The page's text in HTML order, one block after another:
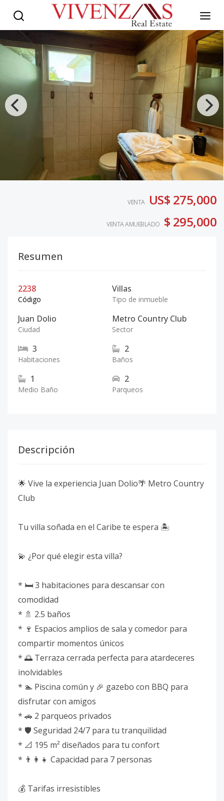
VENTA US$ 275,000
VENTA AMUEBLADO $ 295,000
Resumen
2238
Código
Villas
Tipo de inmueble
Juan Dolio
Ciudad
Metro Country Club
Sector
3
Habitaciones
2
Baños
1
Medio Baño
2
Parqueos
Descripción
🌟 Vive la experiencia Juan Dolio🌴 Metro Country
Club
Tu villa soñada en el Caribe te espera 🏝️
💫 ¿Por qué elegir esta villa?
* 🛏️ 3 habitaciones para descansar con
comodidad
* 🚿 2.5 baños
* 🍷 Espacios amplios de sala y comedor para
compartir momentos únicos
* 🌅 Terraza cerrada perfecta para atardeceres
inolvidables
* 🏊 Piscina común y 🎉 gazebo con BBQ para
disfrutar con amigos
* 🚗 2 parqueos privados
* 🛡️ Seguridad 24/7 para tu tranquilidad
* 📐 195 m² diseñados para tu confort
* 👨‍👩‍👧 Capacidad para 7 personas
💰 Tarifas irresistibles